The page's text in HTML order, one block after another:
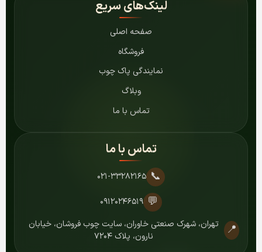
لینک‌های سریع
صفحه اصلی
فروشگاه
نمایندگی پاک چوب
وبلاگ
تماس با ما
تماس با ما
📞 ۰۲۱-۳۳۲۸۲۱۶۵
💬 ۰۹۱۲۰۲۴۶۵۱۹
📍
تهران، شهرک صنعتی خاوران، سایت چوب فروشان، خیابان
نارون، پلاک ۷۲۰۴